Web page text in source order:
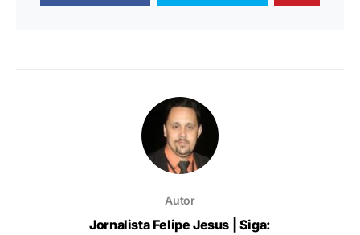
Autor
Jornalista Felipe Jesus | Siga: